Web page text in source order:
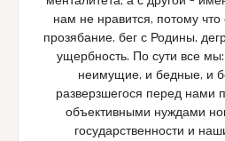
нам не нравится, потому
прозябание, бег с Родины,
ущербность. По сути все
неимущие, и бедные, и
разверзшегося перед нами
объективными нуждами
государственности и